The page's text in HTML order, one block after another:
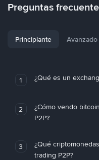
Preguntas
Principiante Avanzado
1 ¿Qué es un
2
¿Cómo vendo
P2P?
3
¿Qué
trading P2P?